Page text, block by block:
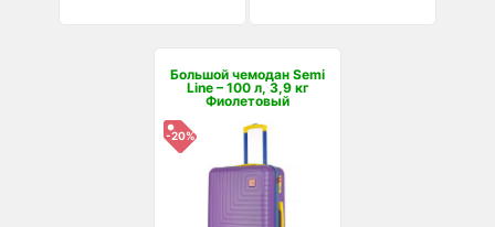
Большой чемодан Semi
Line – 100 л, 3,9 кг
Фиолетовый
-20%